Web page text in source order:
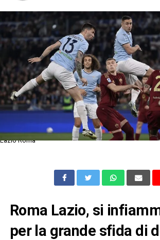
Lazio Roma
Roma Lazio, si
per la grande sfida di